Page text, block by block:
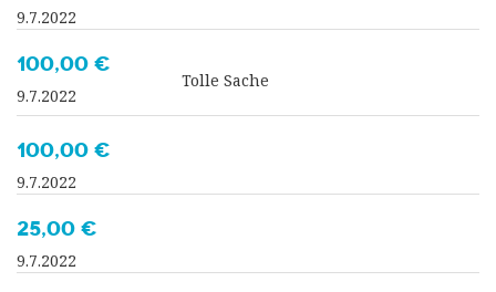
9.7.2022
100,00 €
9.7.2022
Tolle Sache
100,00 €
9.7.2022
25,00 €
9.7.2022